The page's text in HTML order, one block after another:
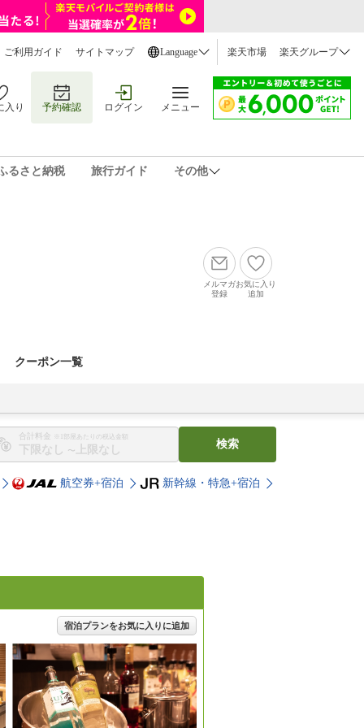
ご利用ガイド サイトマップ Language 楽天市場 楽天グループ
入り 予約確認 ログイン メニュー
るさと納税 旅行ガイド その他
メルマガ
登録
お気に入り
追加
クーポン一覧
合計料金 ※1部屋あたりの税込金額
〜
検索
航空券+宿泊 新幹線・特急+宿泊
宿泊プランをお気に入りに追加